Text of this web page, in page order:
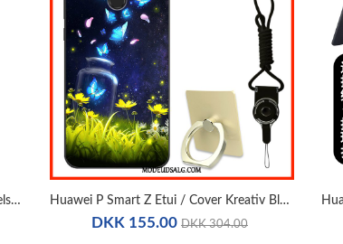
Huawei P Smart Z Etui Silikone Beskyttelse Mørkeblå Silke Fiber Huawei P Smart Z Etui / Cover Kreativ Blød Mørkeblå Silikone Af Personlighed
DKK 155.00 DKK 304.00